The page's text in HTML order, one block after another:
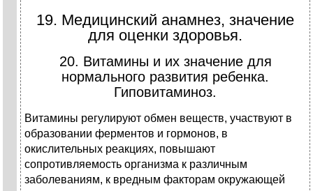
19. Медицинский анамнез, значение
для оценки здоровья.
20. Витамины и их значение для
нормального развития ребенка.
Гиповитаминоз.
Витамины регулируют обмен веществ, участвуют в
образовании ферментов и гормонов, в
окислительных реакциях, повышают
сопротивляемость организма к различным
заболеваниям, к вредным факторам окружающей